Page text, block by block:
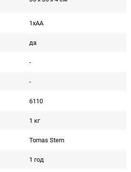
1xAA
да
-
-
6110
1 кг
Tomas Stern
1 год